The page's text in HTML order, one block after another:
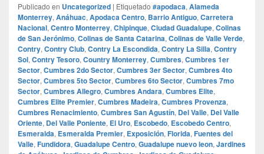
Publicado en Uncategorized | Etiquetado #apodaca, Alameda
Monterrey, Anáhuac, Apodaca Centro, Barrio Antiguo, Carretera
Nacional, Centro Monterrey, Chipinque, Ciudad Guadalupe, Colinas
de San Jerónimo, Colinas de Santa Catarina, Colinas de Valle Verde,
Contry, Contry Club, Contry La Escondida, Contry La Silla, Contry
Sol, Contry Tesoro, Country Monterrey, Cumbres, Cumbres 1er
Sector, Cumbres 2do Sector, Cumbres 3er Sector, Cumbres 4to
Sector, Cumbres 5to Sector, Cumbres 6to Sector, Cumbres 7mo
Sector, Cumbres Allegro, Cumbres Andara, Cumbres Elite,
Cumbres Elite Premier, Cumbres Madeira, Cumbres Provenza,
Cumbres Renacimiento, Cumbres San Agustín, Del Valle, Del Valle
Oriente, Del Valle Poniente, El Uro, Escobedo, Escobedo Centro,
Esmeralda, Esmeralda Premier, Exposición, Florida, Fuentes del
Valle, Fundidora, Guadalupe Centro, Guadalupe nuevo leon, Jardines